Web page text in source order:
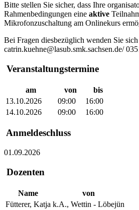
Bitte stellen Sie sicher, dass Ihre
Rahmenbedingungen eine aktive
Mikrofonzuschaltung am Onlinekurs
Bei Fragen diesbezüglich wenden Sie
catrin.kuehne@lasub.smk.sachsen.de/
Veranstaltungstermine
am von
bis
13.10.2026
09:00
16:00
14.10.2026
09:00 16:00
Anmeldeschluss
01.09.2026
Dozenten
Name
von
Fütterer, Katja k.A., Wettin - Löbejün